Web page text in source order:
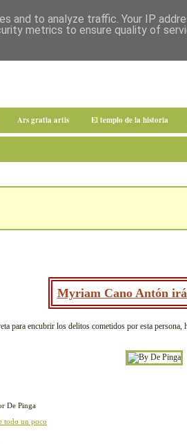
Ars gratia artis El templo de la historia
Myriam Cano Antón
para encubrir los delitos cometidos por esta
De Pinga
todo un poco
and to analyze traffic. Your IP
metrics to ensure quality of